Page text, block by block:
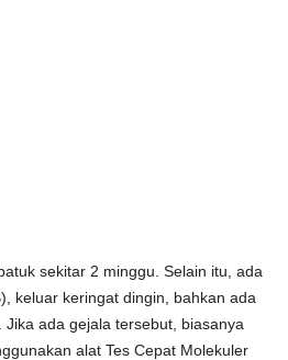
sekitar 2 minggu. Selain itu, ada
keluar keringat dingin, bahkan ada
ada gejala tersebut, biasanya
alat Tes Cepat Molekuler